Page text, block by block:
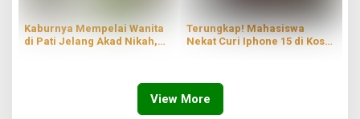
Kaburnya Mempelai Wanita
di Pati Jelang Akad Nikah,
Terungkap! Mahasiswa
Nekat Curi Iphone 15 di Kos
View More